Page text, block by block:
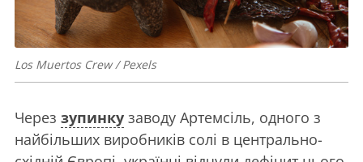
Los Muertos Crew / Pexels
Через зупинку заводу Артемсіль, одного з
найбільших виробників солі в центрально-